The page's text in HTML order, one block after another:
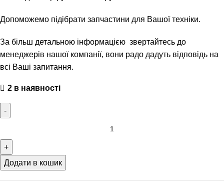
Допоможемо підібрати запчастини для Вашої техніки.
За більш детальною інформацією звертайтесь до
менеджерів нашої компанії, вони радо дадуть відповідь на
всі Ваші запитання.
2 в наявності
Додати в кошик